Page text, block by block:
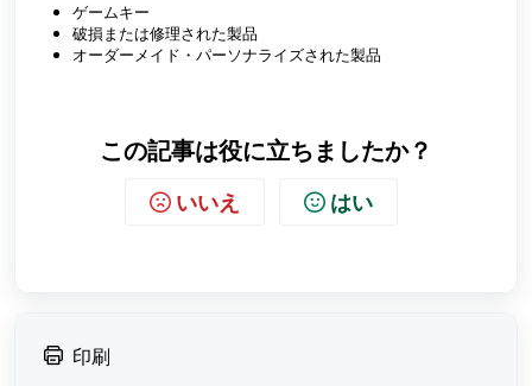
ゲームキー
破損または修理された製品
オーダーメイド・パーソナライズされた製品
この記事は役に立ちましたか？
いいえ はい
印刷